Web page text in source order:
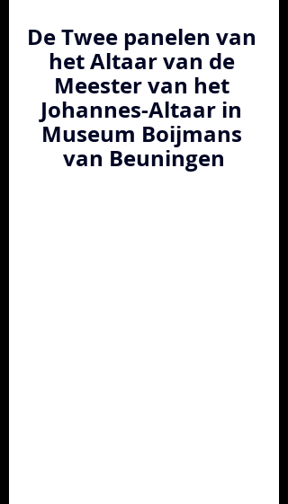
De Twee panelen van
het Altaar van de
Meester van het
Johannes-Altaar in
Museum Boijmans
van Beuningen